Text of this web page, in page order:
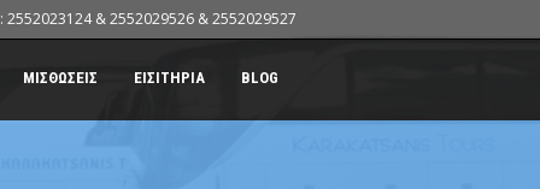
2552023124 & 2552029526 & 2552029527
ΜΙΣΘΩΣΕΙΣ ΕΙΣΙΤΗΡΙΑ BLOG